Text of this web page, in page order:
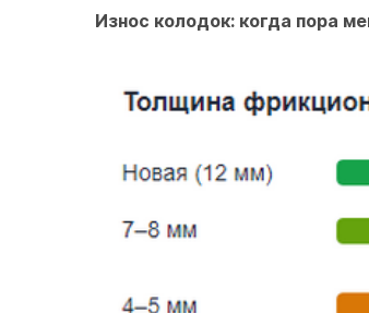
Износ колодок: когда пора